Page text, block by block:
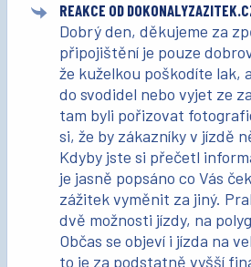
REAKCE OD
Dobrý den, děkujeme za
připojištění je pouze
že kuželkou poškodíte lak,
do svodidel nebo vyjet ze
tam byli pořizovat
si, že by zákazníky v jízdě
Kdyby jste si přečetl
je jasně popsáno co Vás
zážitek vyměnit za jiný.
dvě možnosti jízdy, na
Občas se objeví i jízda na
to je za podstatně vyšší